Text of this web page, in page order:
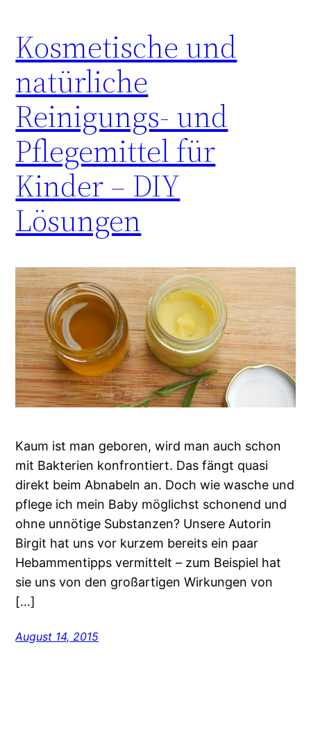
Kosmetische und
natürliche
Reinigungs- und
Pflegemittel für
Kinder – DIY
Lösungen
Kaum ist man geboren, wird man auch schon
mit Bakterien konfrontiert. Das fängt quasi
direkt beim Abnabeln an. Doch wie wasche und
pflege ich mein Baby möglichst schonend und
ohne unnötige Substanzen? Unsere Autorin
Birgit hat uns vor kurzem bereits ein paar
Hebammentipps vermittelt – zum Beispiel hat
sie uns von den großartigen Wirkungen von
[…]
August 14, 2015